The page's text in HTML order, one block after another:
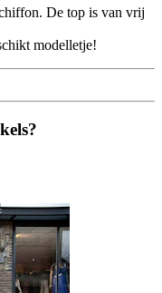
De top is van vrij
modelletje!